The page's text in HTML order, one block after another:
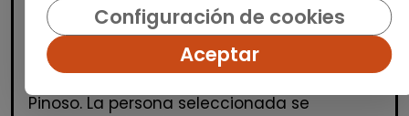
| España(Alicante)
Se selecciona un/a operario/a de limpieza
para cubrir las vacaciones del personal de
Pinoso. La persona seleccionada se
Configuración de cookies
Aceptar